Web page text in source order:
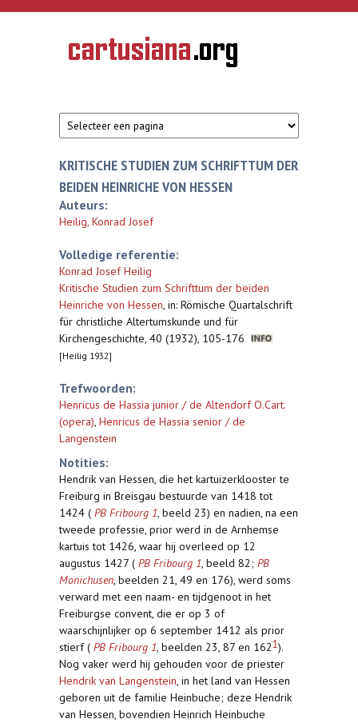
Overslaan en naar de inhoud gaan
CARTUSIANA
Geschiedenis
van de
KRITISCHE STUDIEN ZUM SCHRIFTTUM DER
BEIDEN HEINRICHE VON HESSEN
Auteurs:
Heilig, Konrad Josef
Volledige referentie:
Konrad Josef Heilig
Kritische Studien zum Schrifttum der beiden
Heinriche von Hessen, in: Römische Quartalschrift
für christliche Altertumskunde und für
Kirchengeschichte, 40 (1932), 105-176
[Heilig 1932]
Trefwoorden:
Henricus de Hassia junior / de Altendorf O.Cart.
(opera), Henricus de Hassia senior / de
Langenstein
Notities:
Hendrik van Hessen, die het kartuizerklooster te
Freiburg in Breisgau bestuurde van 1418 tot
1424 ( PB Fribourg 1, beeld 23) en nadien, na een
tweede professie, prior werd in de Arnhemse
kartuis tot 1426, waar hij overleed op 12
augustus 1427 ( PB Fribourg 1, beeld 82; PB
Monichusen, beelden 21, 49 en 176), werd soms
verward met een naam- en tijdgenoot in het
Freiburgse convent, die er op 3 of
waarschijnlijker op 6 september 1412 als prior
stierf ( PB Fribourg 1, beelden 23, 87 en 1621).
Nog vaker werd hij gehouden voor de priester
Hendrik van Langenstein, in het land van Hessen
geboren uit de familie Heinbuche; deze Hendrik
van Hessen, bovendien Heinrich Heinbuche